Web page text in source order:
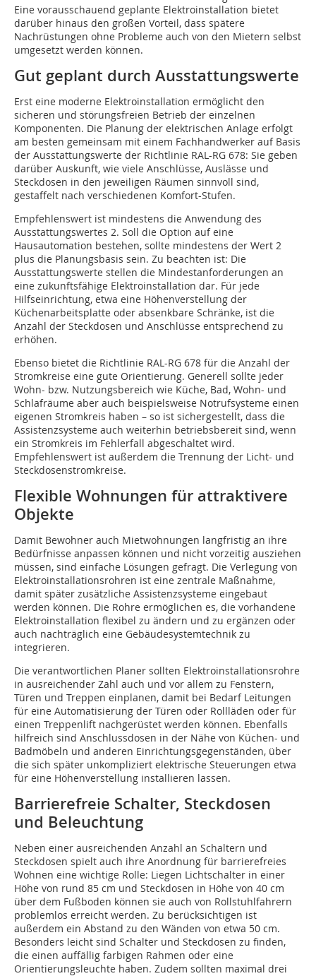
Eine vorausschauend geplante Elektroinstallation bietet
darüber hinaus den großen Vorteil, dass spätere
Nachrüstungen ohne Probleme auch von den Mietern selbst
umgesetzt werden können.
Gut geplant durch Ausstattungswerte
Erst eine moderne Elektroinstallation ermöglicht den
sicheren und störungsfreien Betrieb der einzelnen
Komponenten. Die Planung der elektrischen Anlage erfolgt
am besten gemeinsam mit einem Fachhandwerker auf Basis
der Ausstattungswerte der Richtlinie RAL-RG 678: Sie geben
darüber Auskunft, wie viele Anschlüsse, Auslässe und
Steckdosen in den jeweiligen Räumen sinnvoll sind,
gestaffelt nach verschiedenen Komfort-Stufen.
Empfehlenswert ist mindestens die Anwendung des
Ausstattungswertes 2. Soll die Option auf eine
Hausautomation bestehen, sollte mindestens der Wert 2
plus die Planungsbasis sein. Zu beachten ist: Die
Ausstattungswerte stellen die Mindestanforderungen an
eine zukunftsfähige Elektroinstallation dar. Für jede
Hilfseinrichtung, etwa eine Höhenverstellung der
Küchenarbeitsplatte oder absenkbare Schränke, ist die
Anzahl der Steckdosen und Anschlüsse entsprechend zu
erhöhen.
Ebenso bietet die Richtlinie RAL-RG 678 für die Anzahl der
Stromkreise eine gute Orientierung. Generell sollte jeder
Wohn- bzw. Nutzungsbereich wie Küche, Bad, Wohn- und
Schlafräume aber auch beispielsweise Notrufsysteme einen
eigenen Stromkreis haben – so ist sichergestellt, dass die
Assistenzsysteme auch weiterhin betriebsbereit sind, wenn
ein Stromkreis im Fehlerfall abgeschaltet wird.
Empfehlenswert ist außerdem die Trennung der Licht- und
Steckdosenstromkreise.
Flexible Wohnungen für attraktivere
Objekte
Damit Bewohner auch Mietwohnungen langfristig an ihre
Bedürfnisse anpassen können und nicht vorzeitig ausziehen
müssen, sind einfache Lösungen gefragt. Die Verlegung von
Elektroinstallationsrohren ist eine zentrale Maßnahme,
damit später zusätzliche Assistenzsysteme eingebaut
werden können. Die Rohre ermöglichen es, die vorhandene
Elektroinstallation flexibel zu ändern und zu ergänzen oder
auch nachträglich eine Gebäudesystemtechnik zu
integrieren.
Die verantwortlichen Planer sollten Elektroinstallationsrohre
in ausreichender Zahl auch und vor allem zu Fenstern,
Türen und Treppen einplanen, damit bei Bedarf Leitungen
für eine Automatisierung der Türen oder Rollläden oder für
einen Treppenlift nachgerüstet werden können. Ebenfalls
hilfreich sind Anschlussdosen in der Nähe von Küchen- und
Badmöbeln und anderen Einrichtungsgegenständen, über
die sich später unkompliziert elektrische Steuerungen etwa
für eine Höhenverstellung installieren lassen.
Barrierefreie Schalter, Steckdosen
und Beleuchtung
Neben einer ausreichenden Anzahl an Schaltern und
Steckdosen spielt auch ihre Anordnung für barrierefreies
Wohnen eine wichtige Rolle: Liegen Lichtschalter in einer
Höhe von rund 85 cm und Steckdosen in Höhe von 40 cm
über dem Fußboden können sie auch von Rollstuhlfahrern
problemlos erreicht werden. Zu berücksichtigen ist
außerdem ein Abstand zu den Wänden von etwa 50 cm.
Besonders leicht sind Schalter und Steckdosen zu finden,
die einen auffällig farbigen Rahmen oder eine
Orientierungsleuchte haben. Zudem sollten maximal drei